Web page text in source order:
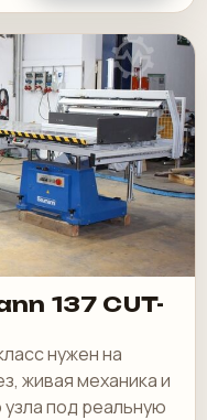
137 CUT-
нужен на
живая механика и
под реальную